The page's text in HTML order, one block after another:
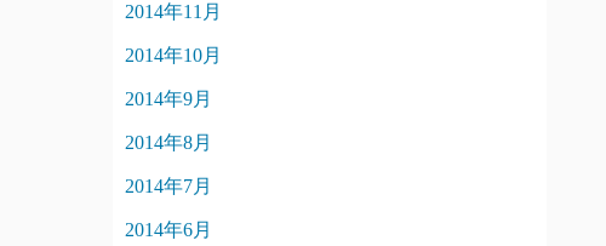
2014年11月
2014年10月
2014年9月
2014年8月
2014年7月
2014年6月